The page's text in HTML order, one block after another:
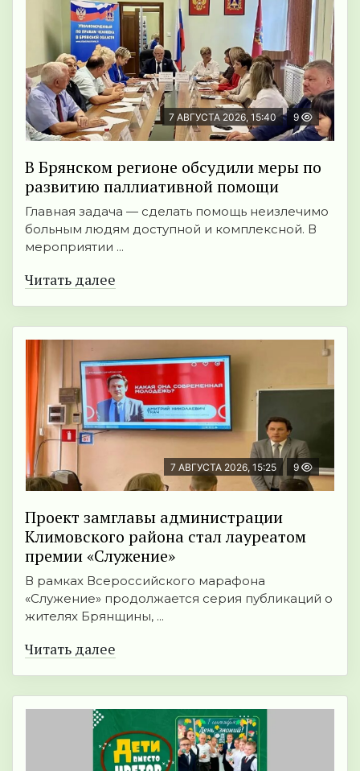
7 АВГУСТА 2026, 15:40 9
В Брянском регионе обсудили меры по
развитию паллиативной помощи
Главная задача — сделать помощь неизлечимо
больным людям доступной и комплексной. В
мероприятии ...
Читать далее
7 АВГУСТА 2026, 15:25 9
Проект замглавы администрации
Климовского района стал лауреатом
премии «Служение»
В рамках Всероссийского марафона
«Служение» продолжается серия публикаций о
жителях Брянщины, ...
Читать далее